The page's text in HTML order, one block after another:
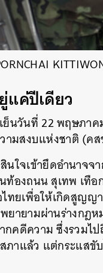
ค่ปีเดียว
นวันที่ 22 พฤษภา
มสงบแห่งชาติ (ค
ใจเข้ายึดอำนาจ
ท้องถนน สุเทพ เทื
ไทยเพื่อให้เกิดสูญ
ยายามผ่านร่างกฎ
คดีความ ซึ่งรวม
าแล้ว แต่กระแสขั